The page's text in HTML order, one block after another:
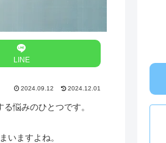
LINE
2024.09.12 2024.12.01
悩みのひとつです。
いますよね。